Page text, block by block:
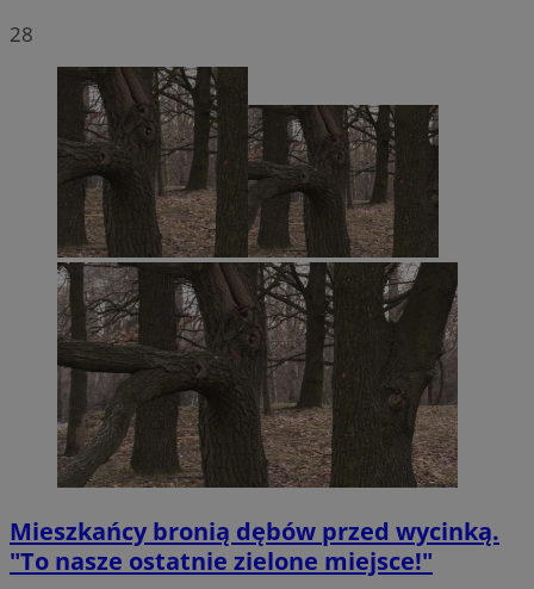
28
Mieszkańcy bronią dębów przed wycinką.
"To nasze ostatnie zielone miejsce!"